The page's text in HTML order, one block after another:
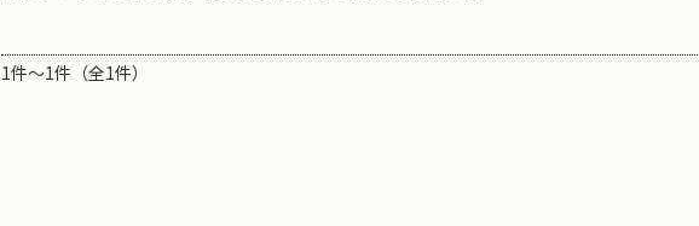
1件～1件（全1件）